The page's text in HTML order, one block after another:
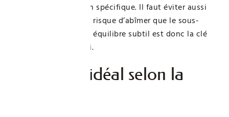
réclame une attention spécifique. Il faut éviter aussi
bien le surdosage qui risque d’abîmer que le sous-
dosage inefficace. Un équilibre subtil est donc la clé
d’un nettoyage réussi.
Le dosage idéal selon la